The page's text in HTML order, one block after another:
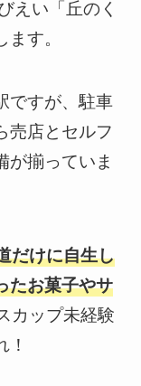
えい「丘のく
す。
ですが、駐車
売店とセルフ
が揃っていま
だけに自生し
たお菓子やサ
カップ未経験